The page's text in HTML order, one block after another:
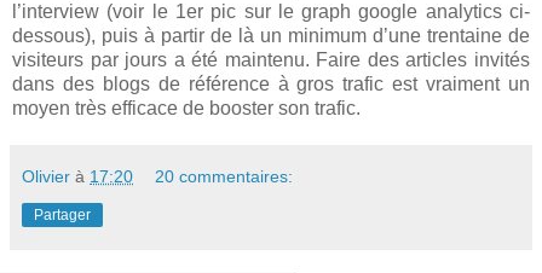
l’interview (voir le 1er pic sur le graph google analytics ci-
dessous), puis à partir de là un minimum d’une trentaine de
visiteurs par jours a été maintenu. Faire des articles invités
dans des blogs de référence à gros trafic est vraiment un
moyen très efficace de booster son trafic.
Olivier à 17:20 20 commentaires:
Partager